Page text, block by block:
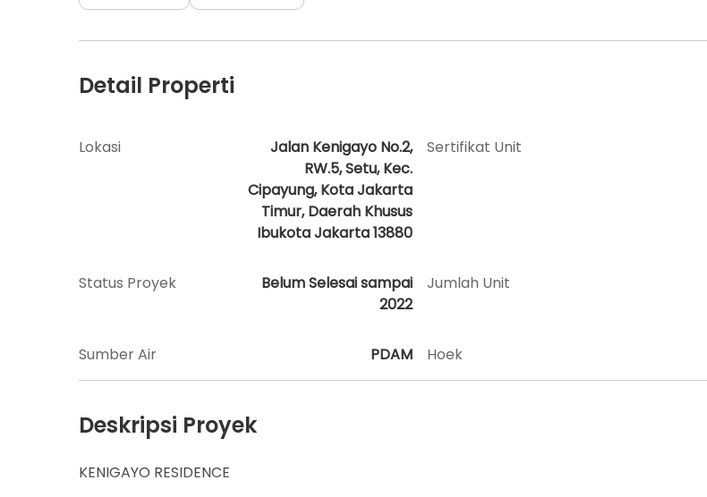
Detail Properti
Lokasi
Jalan Kenigayo No.2,
RW.5, Setu, Kec.
Cipayung, Kota Jakarta
Timur, Daerah Khusus
Ibukota Jakarta 13880
Sertifikat Unit
Status Proyek
Belum Selesai sampai
2022
Jumlah Unit
Sumber Air PDAM Hoek
Deskripsi Proyek
KENIGAYO RESIDENCE